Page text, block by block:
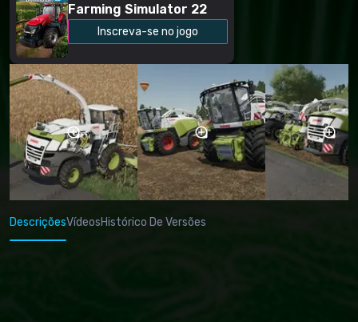
Farming Simulator 22
Inscreva-se no jogo
DescriçõesVídeosHistórico De Versões